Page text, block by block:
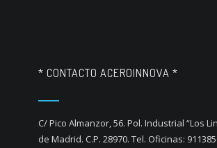
* CONTACTO ACEROINNOVA *
C/ Pico Almanzor, 56. Pol. Industrial “Los
de Madrid. C.P. 28970. Tel. Oficinas: